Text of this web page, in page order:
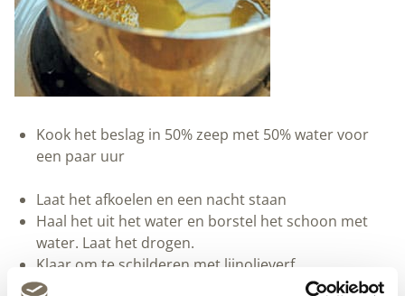
Kook het beslag in 50% zeep met 50% water voor
een paar uur
Laat het afkoelen en een nacht staan
Haal het uit het water en borstel het schoon met
water. Laat het drogen.
Klaar om te schilderen met lijnolieverf